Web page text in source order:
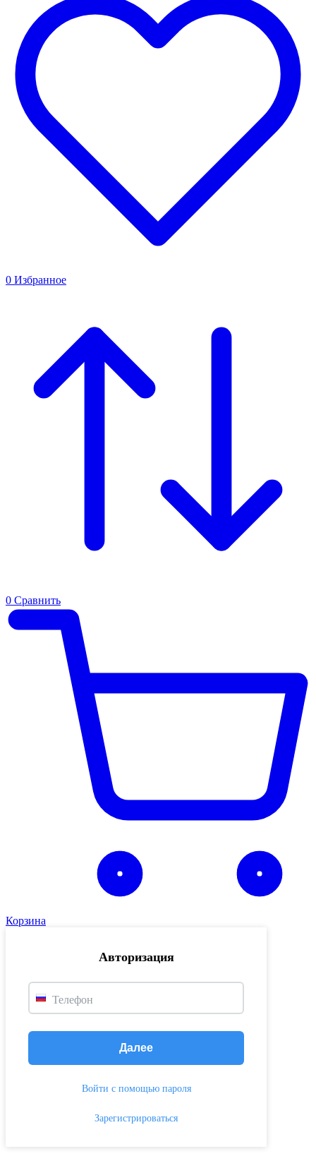
0 Избранное
0 Сравнить
Корзина
Авторизация
Телефон
Далее
Войти с помощью пароля
Зарегистрироваться